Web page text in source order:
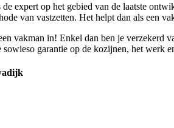
expert op het gebied van de laatste
van vastzetten. Het helpt dan als een
vakman in! Enkel dan ben je verzekerd
garantie op de kozijnen, het werk